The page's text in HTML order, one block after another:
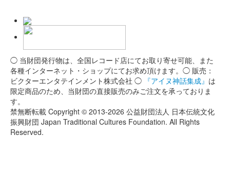
◯ 当財団発行物は、全国レコード店にてお取り寄せ可能、また
各種インターネット・ショップにてお求め頂けます。◯ 販売：
ビクターエンタテインメント株式会社 ◯ 『アイヌ神話集成』 は
限定商品のため、当財団の直接販売のみご注文を承っておりま
す。
禁無断転載 Copyright © 2013-2026 公益財団法人 日本伝統文化
振興財団 Japan Traditional Cultures Foundation. All Rights
Reserved.